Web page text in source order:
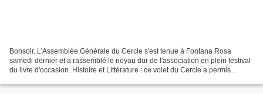
Bonsoir. L'Assemblée Générale du Cercle s'est tenue à Fontana Rosa
samedi dernier et a rassemblé le noyau dur de l'association en plein festival
du livre d'occasion. Histoire et Littérature : ce volet du Cercle a permis